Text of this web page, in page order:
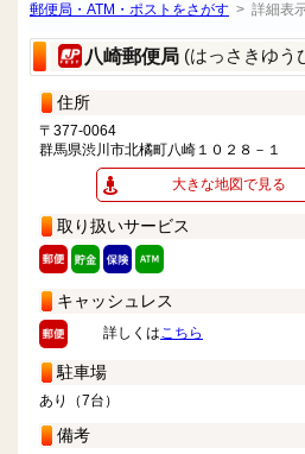
郵便局・ATM・ポストをさがす > 詳細表
八崎郵便局 (はっさきゆう
住所
〒377-0064
群馬県渋川市北橘町八崎１０２８－１
大きな地図で見る
取り扱いサービス
キャッシュレス
詳しくはこちら
駐車場
あり（7台）
備考